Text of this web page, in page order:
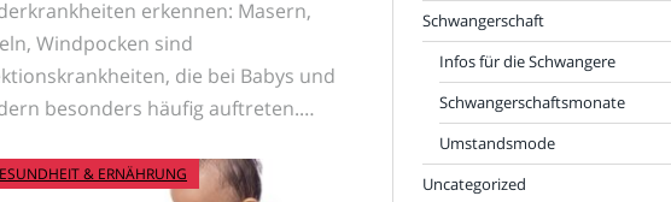
erkennen: Masern,
Windpocken sind
die bei Babys und
besonders häufig auftreten.…
& ERNÄHRUNG
Schwangerschaft
Infos für die Schwangere
Schwangerschaftsmonate
Umstandsmode
Uncategorized